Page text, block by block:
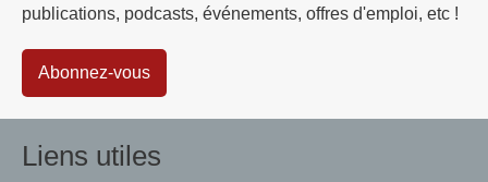
publications, podcasts, événements, offres d'emploi, etc !
Abonnez-vous
Liens utiles